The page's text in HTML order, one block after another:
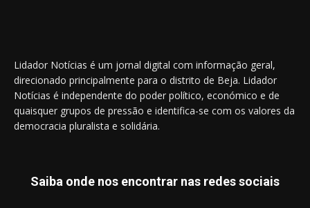
Lidador Notícias é um jornal digital com informação geral,
direcionado principalmente para o distrito de Beja. Lidador
Notícias é independente do poder político, económico e de
quaisquer grupos de pressão e identifica-se com os valores da
democracia pluralista e solidária.
Saiba onde nos encontrar nas redes sociais